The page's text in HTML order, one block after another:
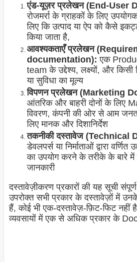
एंड-यूज़र प्रलेखन (End-User
रोजमर्रा के ग्राहकों के लिए
लिए कि उत्पाद या ऐप को कैसे
किया जाता है,
आवश्यकताएँ प्रलेखन
documentation): एक
team के उद्देश्य, लक्ष्यों, और किसी
या सुविधा का मूल्य
विपणन प्रलेखन (Marketing
आंतरिक और बाहरी दोनों के लिए
विवरण, कंपनी की ओर से आम
लिए मानक और दिशानिर्देश
तकनीकी दस्तावेज
डेवलपर्स या निर्माताओं द्वारा
का उपयोग करने के तरीके के बारे में
जानकारी
दस्तावेज़ीकरण प्रकारों की यह सूची
उपरोक्त सभी प्रकार के दस्तावेज़ों में
हैं, कोई भी एक-दस्तावेज़-फ़िट-फिट नहीं
व्यवसायों में एक से अधिक प्रकार के